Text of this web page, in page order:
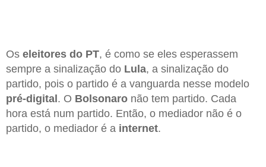
Os eleitores do PT, é como se eles esperassem
sempre a sinalização do Lula, a sinalização do
partido, pois o partido é a vanguarda nesse modelo
pré-digital . O Bolsonaro não tem partido. Cada
hora está num partido. Então, o mediador não é o
partido, o mediador é a internet.